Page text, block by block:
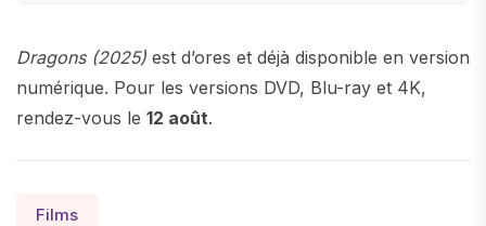
Dragons (2025) est d’ores et déjà disponible en version
numérique. Pour les versions DVD, Blu-ray et 4K,
rendez-vous le 12 août.
Films